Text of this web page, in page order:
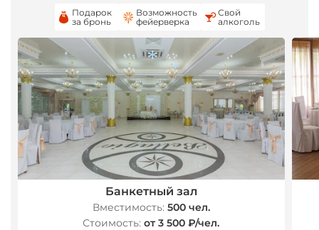
Подарок
за бронь
Возможность
фейерверка
Свой
алкоголь
Банкетный зал
Вместимость: 500 чел.
Стоимость: от 3 500 ₽/чел.
*
*